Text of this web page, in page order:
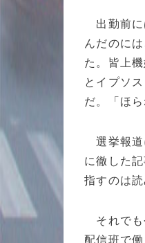
出勤前に
んだのに
た。皆上
とイプソ
だ。「ほ
選挙報道
に徹した
指すのは
それでも
配信班で